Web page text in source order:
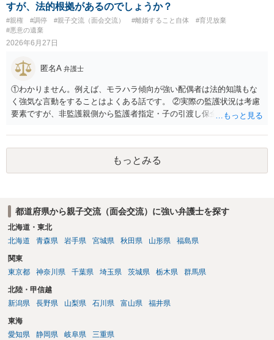
すが、法的根拠があるのでしょうか？
#親権 #調停 #親子交流（面会交流） #離婚すること自体
#育児放棄
#悪意の遺棄
2026年6月27日
匿名A 弁護士
①わかりません。例えば、モラハラ傾向が強い配偶者は法的知識もな
く強気な言動をすることはよくある話です。 ②実際の監護状況は考慮
要素ですが、非監護親側から監護者指定・子の引渡し保全処分が申し
すべきでないというのが実務の考え方ではないかと思います。 ③あな
たが主たる監護者なのであれば監護者指定等の審判が認められる可能
性はあるでしょう。ただ、本案の前に保全処分（仮処分）を先行して
出すことには慎重になる（本案と同時に判断する）事案もあります。
もっとみる
都道府県から親子交流（面会交流）に強い弁護士を探す
北海道・東北
北海道
青森県 岩手県 宮城県 秋田県 山形県 福島県
関東
東京都
神奈川県 千葉県 埼玉県 茨城県 栃木県 群馬県
北陸・甲信越
新潟県
長野県 山梨県 石川県 富山県 福井県
東海
愛知県
静岡県 岐阜県 三重県